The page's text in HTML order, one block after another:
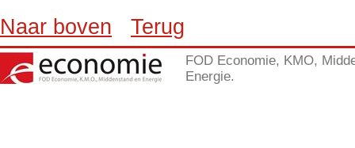
Naar boven Terug
FOD Economie, KMO,
Energie.